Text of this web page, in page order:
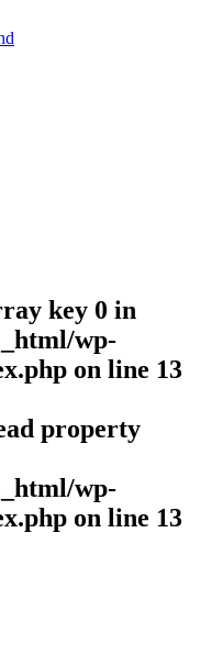
key 0 in
wp-
on line 13
property
wp-
on line 13